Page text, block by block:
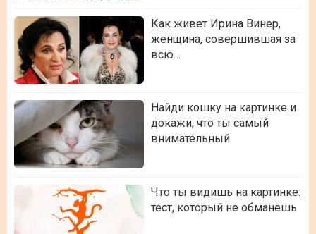
Как живет Ирина Винер,
женщина, совершившая за
всю…
Найди кошку на картинке и
докажи, что ты самый
внимательный
Что ты видишь на картинке:
тест, который не обманешь